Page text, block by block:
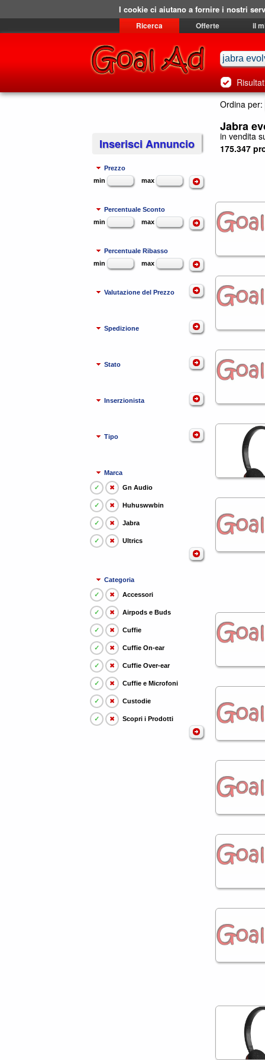
Ricerca Offerte il
Ordina per:
Jabra
in vendita
175.347
Inserisci Annuncio
Prezzo
min
max
Percentuale Sconto
min
max
Percentuale Ribasso
min
max
Valutazione del Prezzo
Spedizione
Stato
Inserzionista
Tipo
Marca
✓ ✖ Gn Audio
✓ ✖ Huhuswwbin
✓ ✖ Jabra
✓ ✖ Ultrics
Categoria
✓ ✖ Accessori
✓ ✖ Airpods e Buds
✓ ✖ Cuffie
✓ ✖ Cuffie On-ear
✓ ✖ Cuffie Over-ear
✓ ✖ Cuffie e Microfoni
✓ ✖ Custodie
✓ ✖ Scopri i Prodotti
I cookie ci aiutano a fornire i nostri